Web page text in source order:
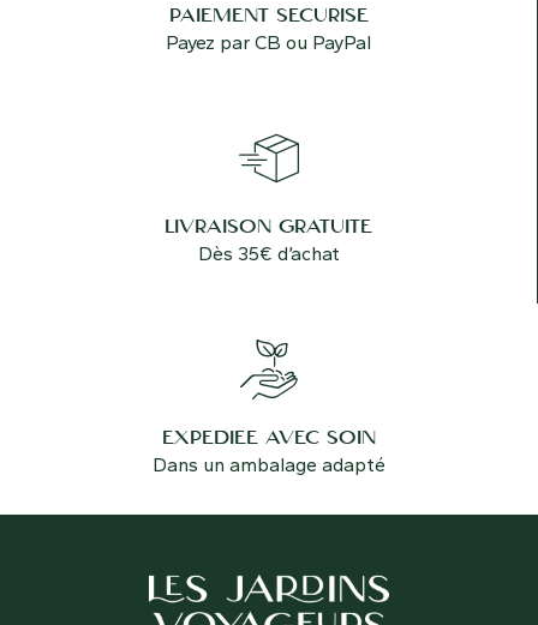
PAIEMENT SÉCURISÉ
Payez par CB ou PayPal
LIVRAISON GRATUITE
Dès 35€ d’achat
EXPÉDIÉE AVEC SOIN
Dans un ambalage adapté